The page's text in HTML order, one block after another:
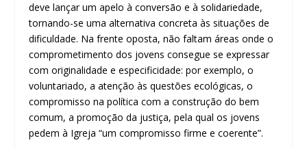
deve lançar um apelo à conversão e à solidariedade,
tornando-se uma alternativa concreta às situações de
dificuldade. Na frente oposta, não faltam áreas onde o
comprometimento dos jovens consegue se expressar
com originalidade e especificidade: por exemplo, o
voluntariado, a atenção às questões ecológicas, o
compromisso na política com a construção do bem
comum, a promoção da justiça, pela qual os jovens
pedem à Igreja “um compromisso firme e coerente”.